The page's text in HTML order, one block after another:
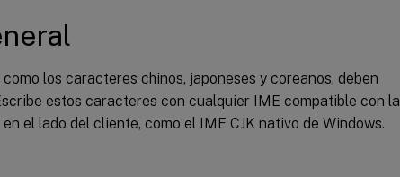
los caracteres chinos, japoneses y coreanos, deben
estos caracteres con cualquier IME compatible con la
en el lado del cliente, como el IME CJK nativo de Windows.